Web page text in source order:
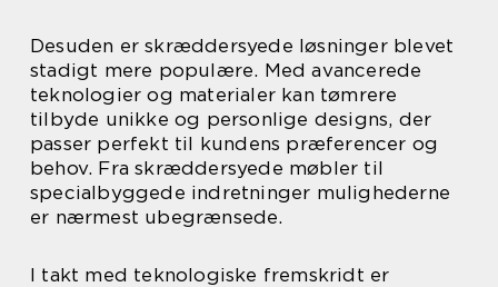
Desuden er skræddersyede løsninger blevet
stadigt mere populære. Med avancerede
teknologier og materialer kan tømrere
tilbyde unikke og personlige designs, der
passer perfekt til kundens præferencer og
behov. Fra skræddersyede møbler til
specialbyggede indretninger mulighederne
er nærmest ubegrænsede.
I takt med teknologiske fremskridt er